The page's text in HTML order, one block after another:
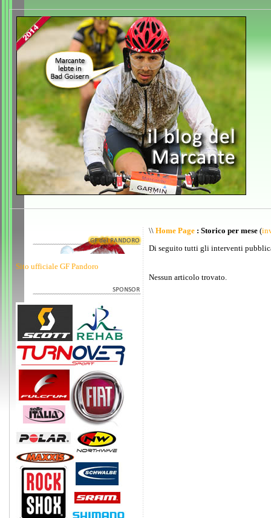
Sito ufficiale GF Pandoro
\\ Home Page : Storico per mese (
Di seguito tutti gli interventi
Nessun articolo trovato.